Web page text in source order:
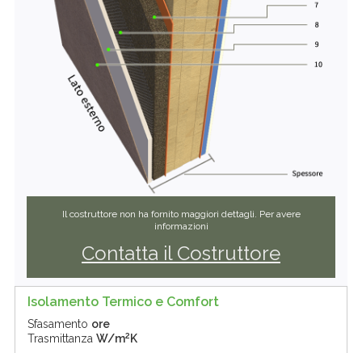
Il costruttore non ha fornito maggiori dettagli. Per avere
informazioni
Contatta il Costruttore
Isolamento Termico e Comfort
Sfasamento ore
Trasmittanza W/m2 K